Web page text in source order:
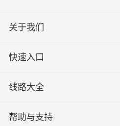
关于我们
快速入口
线路大全
帮助与支持